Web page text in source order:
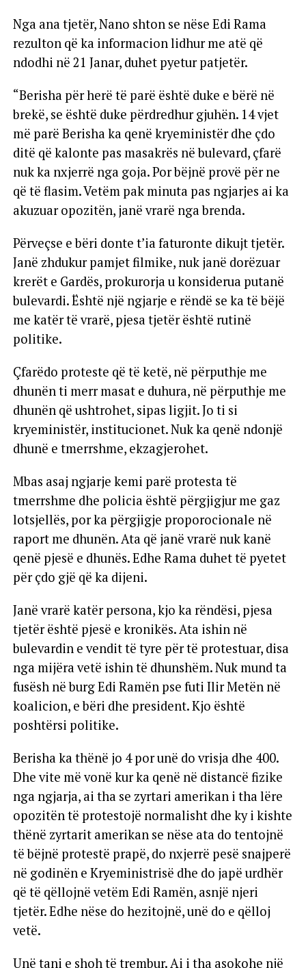
Nga ana tjetër, Nano shton se nëse Edi Rama
rezulton që ka informacion lidhur me atë që
ndodhi në 21 Janar, duhet pyetur patjetër.
“Berisha për herë të parë është duke e bërë në
brekë, se është duke përdredhur gjuhën. 14 vjet
më parë Berisha ka qenë kryeministër dhe çdo
ditë që kalonte pas masakrës në bulevard, çfarë
nuk ka nxjerrë nga goja. Por bëjnë provë për ne
që të flasim. Vetëm pak minuta pas ngjarjes ai ka
akuzuar opozitën, janë vrarë nga brenda.
Përveçse e bëri donte t’ia faturonte dikujt tjetër.
Janë zhdukur pamjet filmike, nuk janë dorëzuar
krerët e Gardës, prokurorja u konsiderua putanë
bulevardi. Është një ngjarje e rëndë se ka të bëjë
me katër të vrarë, pjesa tjetër është rutinë
politike.
Çfarëdo proteste që të ketë, në përputhje me
dhunën ti merr masat e duhura, në përputhje me
dhunën që ushtrohet, sipas ligjit. Jo ti si
kryeministër, institucionet. Nuk ka qenë ndonjë
dhunë e tmerrshme, ekzagjerohet.
Mbas asaj ngjarje kemi parë protesta të
tmerrshme dhe policia është përgjigjur me gaz
lotsjellës, por ka përgjigje proporocionale në
raport me dhunën. Ata që janë vrarë nuk kanë
qenë pjesë e dhunës. Edhe Rama duhet të pyetet
për çdo gjë që ka dijeni.
Janë vrarë katër persona, kjo ka rëndësi, pjesa
tjetër është pjesë e kronikës. Ata ishin në
bulevardin e vendit të tyre për të protestuar, disa
nga mijëra vetë ishin të dhunshëm. Nuk mund ta
fusësh në burg Edi Ramën pse futi Ilir Metën në
koalicion, e bëri dhe president. Kjo është
poshtërsi politike.
Berisha ka thënë jo 4 por unë do vrisja dhe 400.
Dhe vite më vonë kur ka qenë në distancë fizike
nga ngjarja, ai tha se zyrtari amerikan i tha lëre
opozitën të protestojë normalisht dhe ky i kishte
thënë zyrtarit amerikan se nëse ata do tentojnë
të bëjnë protestë prapë, do nxjerrë pesë snajperë
në godinën e Kryeministrisë dhe do japë urdhër
që të qëllojnë vetëm Edi Ramën, asnjë njeri
tjetër. Edhe nëse do hezitojnë, unë do e qëlloj
vetë.
Unë tani e shoh të trembur. Ai i tha asokohe një